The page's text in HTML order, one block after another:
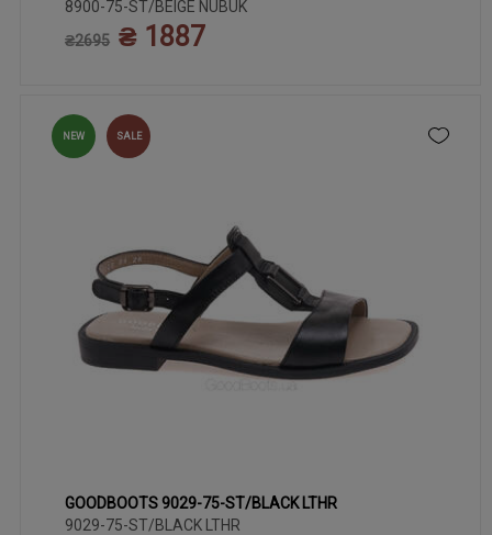
8900-75-ST/BEIGE NUBUK
₴2695 ₴ 1887
NEW SALE
37 38 39 40 41
GOODBOOTS 9029-75-ST/BLACK LTHR
9029-75-ST/BLACK LTHR